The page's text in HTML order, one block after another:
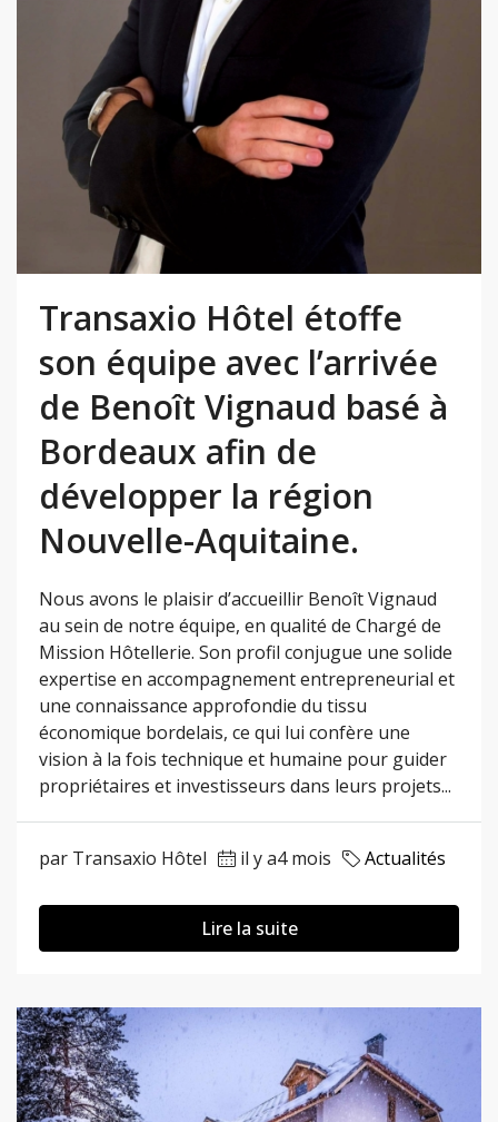
Transaxio Hôtel étoffe
son équipe avec l’arrivée
de Benoît Vignaud basé à
Bordeaux afin de
développer la région
Nouvelle-Aquitaine.
Nous avons le plaisir d’accueillir Benoît Vignaud
au sein de notre équipe, en qualité de Chargé de
Mission Hôtellerie. Son profil conjugue une solide
expertise en accompagnement entrepreneurial et
une connaissance approfondie du tissu
économique bordelais, ce qui lui confère une
vision à la fois technique et humaine pour guider
propriétaires et investisseurs dans leurs projets...
par Transaxio Hôtel il y a4 mois Actualités
Lire la suite